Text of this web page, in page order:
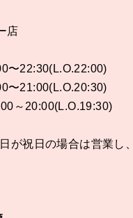
店
〜22:30(L.O.22:00)
〜21:00(L.O.20:30)
～20:00(L.O.19:30)
が祝日の場合は営業し